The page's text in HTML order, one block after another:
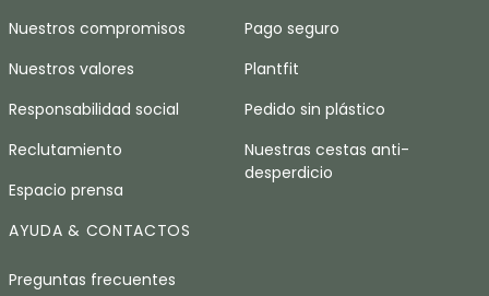
Nuestros compromisos
Nuestros valores
Responsabilidad social
Reclutamiento
Espacio prensa
Pago seguro
Plantfit
Pedido sin plástico
Nuestras cestas anti-
desperdicio
AYUDA & CONTACTOS
Preguntas frecuentes